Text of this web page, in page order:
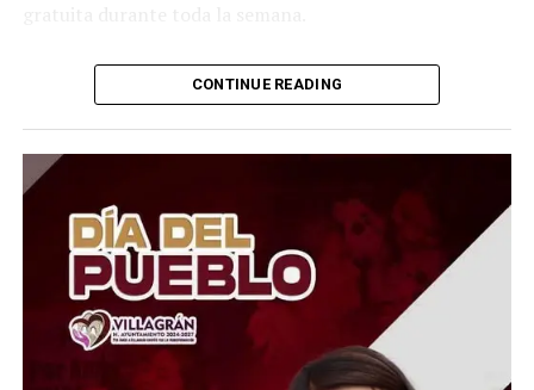
La programación también contempla actividades en San
Miguel de Allende, donde se impartirá un Taller de
Actuación en la Casa El Nigromante, además de una
nueva sesión del Club de Intercambio de Idiomas y la
inauguración de la exposición “San Miguel de Allende: II
siglos de arte”, integrada por obras del Colectivo Arte
Ranchero Pandillero. Uno de los eventos más esperados
será el próximo 6 de agosto, cuando el Teatro
Universitario celebre su 74 aniversario con una función
especial de “El Retablillo Jovial” en el histórico Mesón de
San Antonio.
CONTINUE READING